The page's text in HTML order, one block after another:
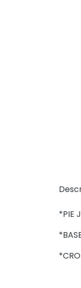
*PIE